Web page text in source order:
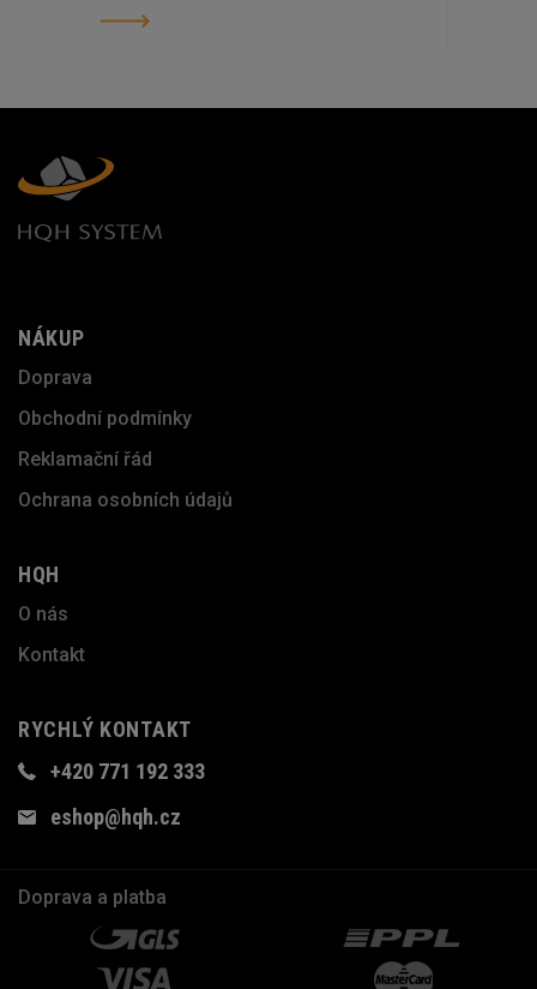
NÁKUP
Doprava
Obchodní podmínky
Reklamační řád
Ochrana osobních údajů
HQH
O nás
Kontakt
RYCHLÝ KONTAKT
+420 771 192 333
eshop@hqh.cz
Doprava a platba